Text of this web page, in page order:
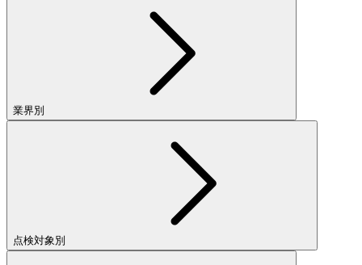
業界別
点検対象別